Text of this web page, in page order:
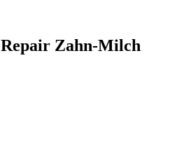
Repair Zahn-Milch